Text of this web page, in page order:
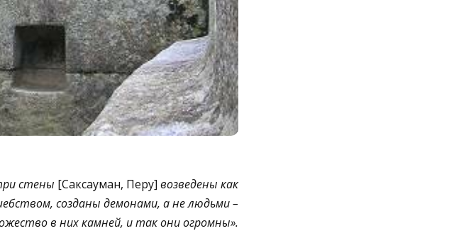
стены [Саксауман, Перу] возведены как
созданы демонами, а не людьми –
в них камней, и так они огромны».